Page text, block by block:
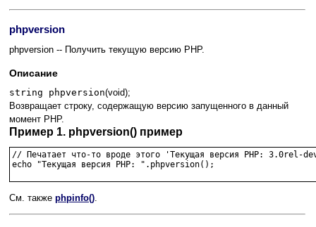
phpversion
phpversion -- Получить текущую версию PHP.
Описание
string phpversion(void);
Возвращает строку, содержащую версию запущенного в данный
момент PHP.
Пример 1. phpversion() пример
// Печатает что-то вроде этого 'Текущая версия PHP: 3.0rel-
echo "Текущая версия PHP: ".phpversion();
См. также phpinfo().